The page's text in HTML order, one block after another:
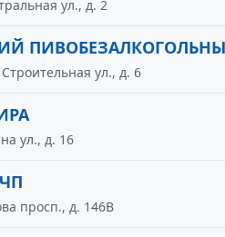
ул., д. 2
ул., д. 6
ул., д. 16
просп., д. 146В